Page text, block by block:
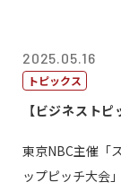
2025.05.16
トピックス
【ビジネストピ
東京NBC主催「
ップピッチ大会